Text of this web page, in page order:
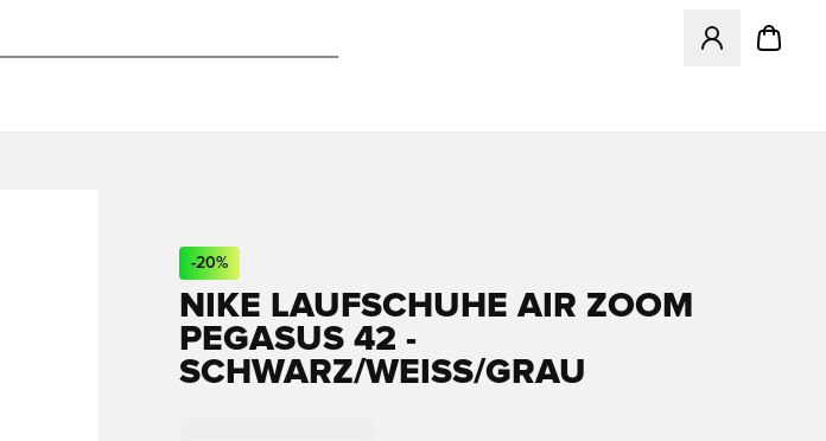
Öffnet ein
-20%
NIKE LAUFSCHUHE AIR ZOOM
PEGASUS 42 -
SCHWARZ/WEISS/GRAU